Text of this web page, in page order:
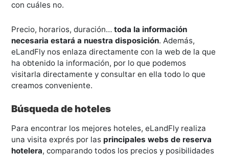
con cuáles no.
Precio, horarios, duración…toda la información
necesaria estará a nuestra disposición. Además,
eLandFly nos enlaza directamente con la web de la que
ha obtenido la información, por lo que podemos
visitarla directamente y consultar en ella todo lo que
creamos conveniente.
Búsqueda de hoteles
Para encontrar los mejores hoteles, eLandFly realiza
una visita exprés por las principales webs de reserva
hotelera, comparando todos los precios y posibilidades